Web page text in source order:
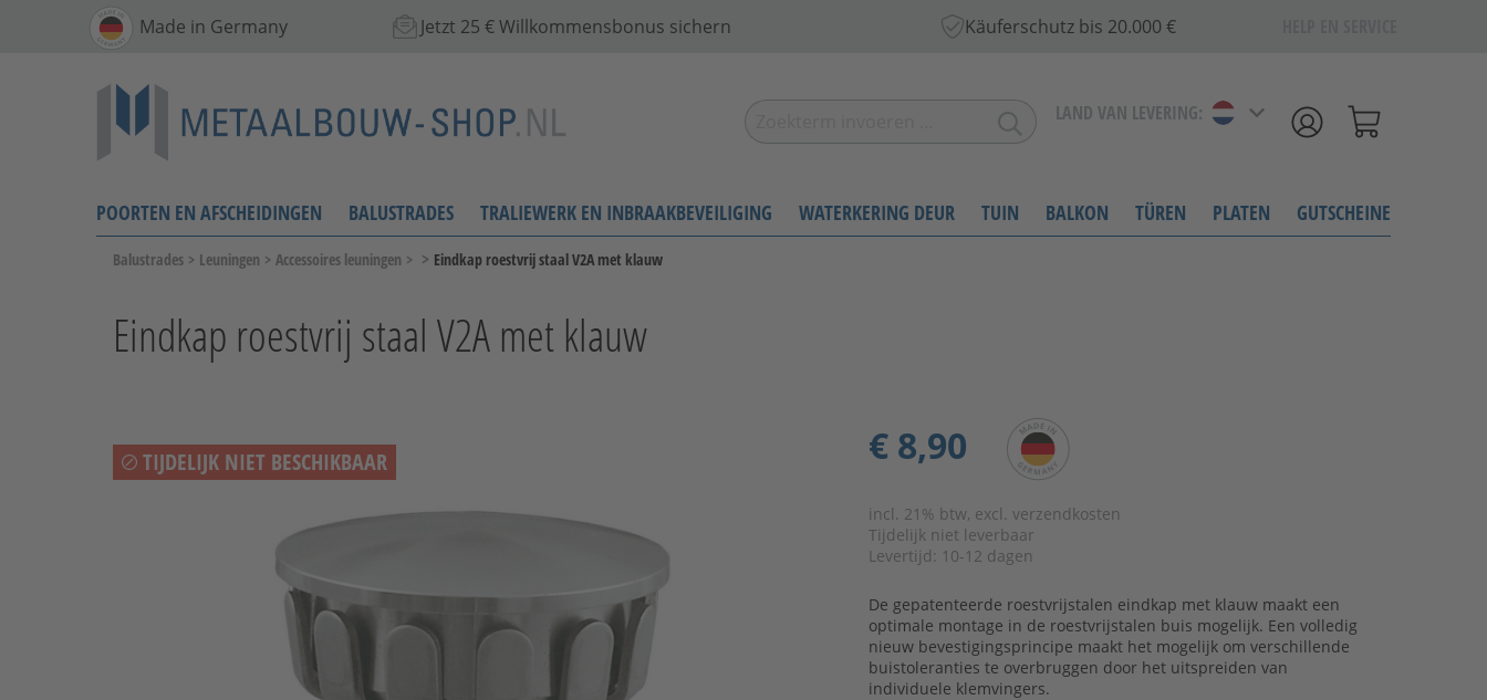
Made in Germany Jetzt 25 € Willkommensbonus sichern Käuferschutz bis 20.000 €
LAND VAN LEVERING:
POORTEN EN AFSCHEIDINGEN BALUSTRADES TRALIEWERK EN INBRAAKBEVEILIGING WATERKERING DEUR TUIN BALKON TÜREN PLATEN GUTSCHEINE
Balustrades > Leuningen > Accessoires leuningen > > Eindkap roestvrij staal V2A met klauw
Eindkap roestvrij staal V2A met klauw
TIJDELIJK NIET BESCHIKBAAR € 8,90
incl. 21% btw, excl. verzendkosten
Tijdelijk niet leverbaar
Levertijd: 10-12 dagen
De gepatenteerde roestvrijstalen eindkap met klauw maakt een
optimale montage in de roestvrijstalen buis mogelijk. Een volledig
nieuw bevestigingsprincipe maakt het mogelijk om verschillende
buistoleranties te overbruggen door het uitspreiden van
individuele klemvingers.